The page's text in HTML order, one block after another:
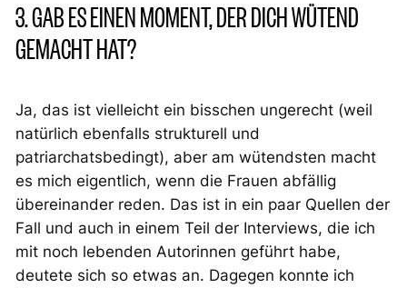
3. GAB ES EINEN MOMENT, DER DICH WÜTEND
GEMACHT HAT?
Ja, das ist vielleicht ein bisschen ungerecht (weil
natürlich ebenfalls strukturell und
patriarchatsbedingt), aber am wütendsten macht
es mich eigentlich, wenn die Frauen abfällig
übereinander reden. Das ist in ein paar Quellen der
Fall und auch in einem Teil der Interviews, die ich
mit noch lebenden Autorinnen geführt habe,
deutete sich so etwas an. Dagegen konnte ich